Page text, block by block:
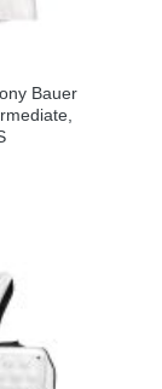
Bauer